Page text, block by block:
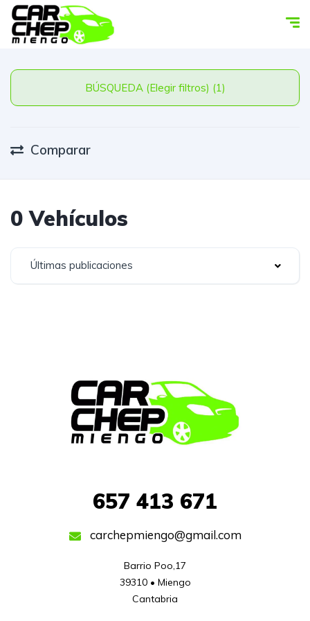
BÚSQUEDA (Elegir filtros) (1)
Comparar
0 Vehículos
Últimas publicaciones
657 413 671
carchepmiengo@gmail.com
Barrio Poo,17
39310 • Miengo
Cantabria